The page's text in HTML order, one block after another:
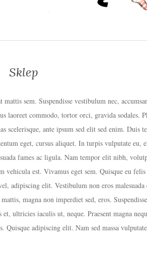
Sklep
sem. Suspendisse vestibulum nec,
laoreet commodo, tortor orci, gravida sodales.
scelerisque, ante ipsum sed elit sed enim. Duis
eget, cursus aliquet. In turpis vulputate eu,
fames ac ligula. Nam tempor elit nibh,
vehicula est. Vivamus eget sem. Quisque eu
adipiscing elit. Vestibulum non eros malesuada
magna non imperdiet sed, eros.
ultricies iaculis ut, neque. Praesent magna
adipiscing elit. Nam sed massa